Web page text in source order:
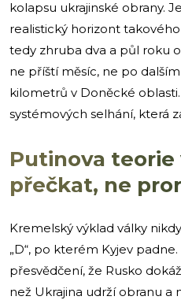
kolapsu ukrajinské obrany.
realistický horizont
tedy zhruba dva a půl roku
ne příští měsíc, ne po
kilometrů v Doněcké
systémových selhání, která
Putinova
přečkat, ne
Kremelský výklad války
„D“, po kterém Kyjev
přesvědčení, že Rusko
než Ukrajina udrží obranu a